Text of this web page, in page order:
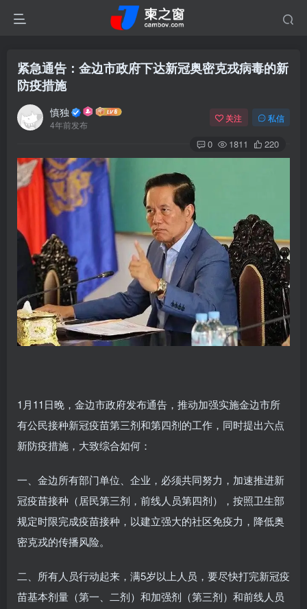
紧急通告：金边市政府下达新冠奥密克戎病毒的新
防疫措施
慎独
4年前发布
关注 私信
0 1811 220
1月11日晚，金边市政府发布通告，推动加强实施金边市所
有公民接种新冠疫苗第三剂和第四剂的工作，同时提出六点
新防疫措施，大致综合如何：
一、金边所有部门单位、企业，必须共同努力，加速推进新
冠疫苗接种（居民第三剂，前线人员第四剂），按照卫生部
规定时限完成疫苗接种，以建立强大的社区免疫力，降低奥
密克戎的传播风险。
二、所有人员行动起来，满5岁以上人员，要尽快打完新冠疫
苗基本剂量（第一、二剂）和加强剂（第三剂）和前线人员